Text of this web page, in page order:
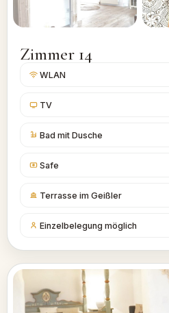
Zimmer 14
WLAN
TV
Bad mit Dusche
Safe
Terrasse im Geißler
Einzelbelegung möglich